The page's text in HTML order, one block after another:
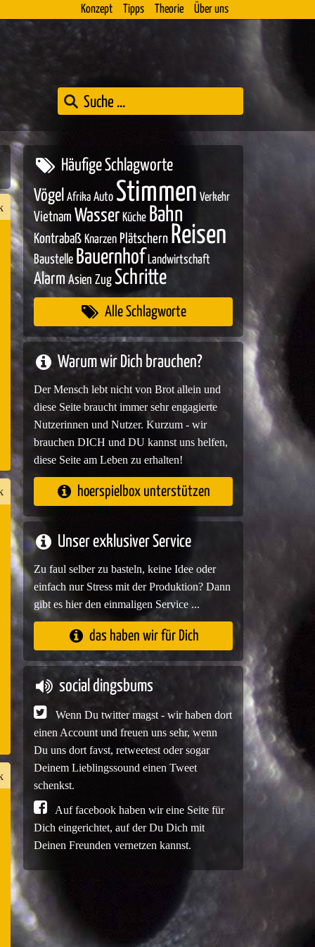
Konzept Tipps Theorie Über uns
Häufige Schlagworte
Vögel Afrika Auto Stimmen Verkehr
Vietnam Wasser Küche Bahn
Kontrabaß Knarzen Plätschern Reisen
Baustelle Bauernhof Landwirtschaft
Alarm Asien Zug Schritte
Alle Schlagworte
Warum wir Dich brauchen?
Der Mensch lebt nicht von Brot allein und
diese Seite braucht immer sehr engagierte
Nutzerinnen und Nutzer. Kurzum - wir
brauchen DICH und DU kannst uns helfen,
diese Seite am Leben zu erhalten!
hoerspielbox unterstützen
Unser exklusiver Service
Zu faul selber zu basteln, keine Idee oder
einfach nur Stress mit der Produktion? Dann
gibt es hier den einmaligen Service ...
das haben wir für Dich
social dingsbums
Wenn Du twitter magst - wir haben dort
einen Account und freuen uns sehr, wenn
Du uns dort favst, retweetest oder sogar
Deinem Lieblingssound einen Tweet
schenkst.
Auf facebook haben wir eine Seite für
Dich eingerichtet, auf der Du Dich mit
Deinen Freunden vernetzen kannst.